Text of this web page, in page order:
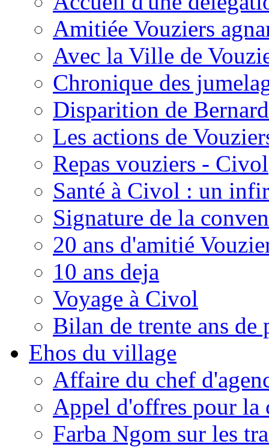
Amitiée Vouziers
Avec la Ville de
Chronique des
Disparition de
Les actions de
Repas vouziers - Civol
Santé à Civol : un
Signature de la
20 ans d'amitié
10 ans deja
Voyage à Civol
Bilan de trente ans
Ehos du village
Affaire du chef
Appel d'offres pour la
Farba Ngom sur les